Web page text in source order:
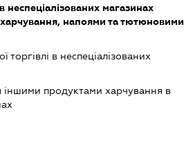
неспеціалізованих магазинах
напоями та тютюновими
торгівлі в неспеціалізованих
іншими продуктами харчування в